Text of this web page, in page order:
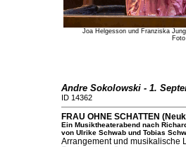
Joa Helgesson und Franziska
Andre Sokolowski - 1.
ID 14362
FRAU OHNE SCHATTEN
Ein Musiktheaterabend nach
von Ulrike Schwab und Tobias
Arrangement und musikalische